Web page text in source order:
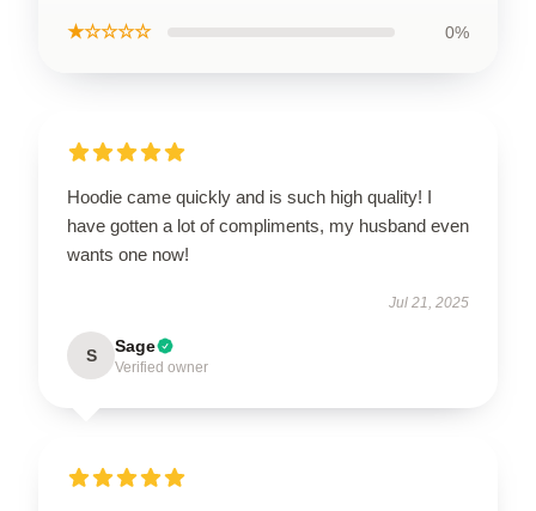
★☆☆☆☆ 0%
Hoodie came quickly and is such high quality! I
have gotten a lot of compliments, my husband even
wants one now!
Jul 21, 2025
S Sage
Verified owner